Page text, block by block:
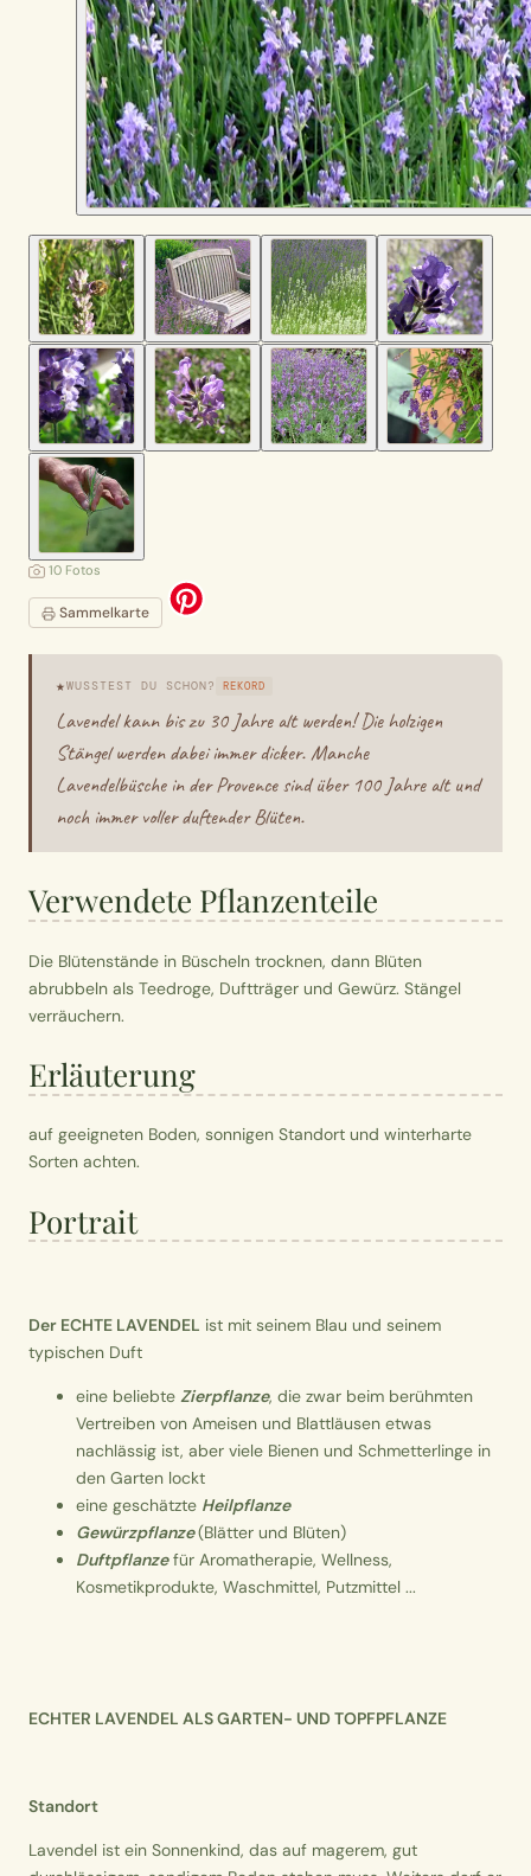
10 Fotos
Sammelkarte
★WUSSTEST DU SCHON? REKORD
Lavendel kann bis zu 30 Jahre alt werden! Die holzigen
Stängel werden dabei immer dicker. Manche
Lavendelbüsche in der Provence sind über 100 Jahre alt und
noch immer voller duftender Blüten.
Verwendete Pflanzenteile
Die Blütenstände in Büscheln trocknen, dann Blüten
abrubbeln als Teedroge, Duftträger und Gewürz. Stängel
verräuchern.
Erläuterung
auf geeigneten Boden, sonnigen Standort und winterharte
Sorten achten.
Portrait
Der ECHTE LAVENDEL ist mit seinem Blau und seinem
typischen Duft
eine beliebte Zierpflanze, die zwar beim berühmten
Vertreiben von Ameisen und Blattläusen etwas
nachlässig ist, aber viele Bienen und Schmetterlinge in
den Garten lockt
eine geschätzte Heilpflanze
Gewürzpflanze(Blätter und Blüten)
Duftpflanzefür Aromatherapie, Wellness,
Kosmetikprodukte, Waschmittel, Putzmittel ...
ECHTER LAVENDEL ALS GARTEN- UND TOPFPFLANZE
Standort
Lavendel ist ein Sonnenkind, das auf magerem, gut